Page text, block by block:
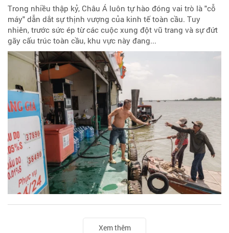
Trong nhiều thập kỷ, Châu Á luôn tự hào đóng vai trò là "cỗ
máy" dẫn dắt sự thịnh vượng của kinh tế toàn cầu. Tuy
nhiên, trước sức ép từ các cuộc xung đột vũ trang và sự đứt
gãy cấu trúc toàn cầu, khu vực này đang...
Xem thêm